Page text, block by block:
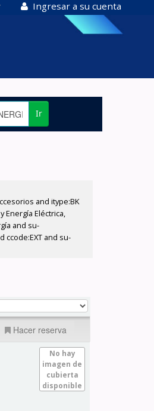
Ingresar a su cuenta
Ir
and itype:BK
Energía Eléctrica,
and su-
ccode:EXT and su-
Hacer reserva
No hay
imagen de
cubierta
disponible